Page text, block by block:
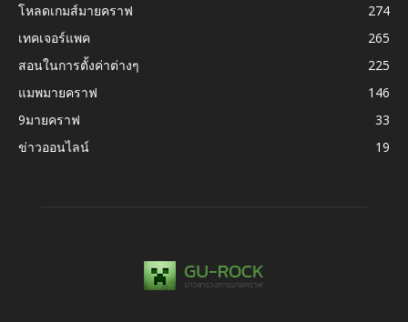
โหลดเกมส์มายคราฟ
274
เทคเจอร์แพค
265
สอนในการตั้งค่าต่างๆ
225
แมพมายคราฟ
146
9มายคราฟ
33
ข่าวออนไลน์
19